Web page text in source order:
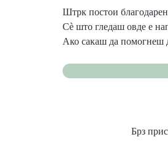
Штрк постои
Сè што гледаш овде е
Ако сакаш да помогнеш
Брз